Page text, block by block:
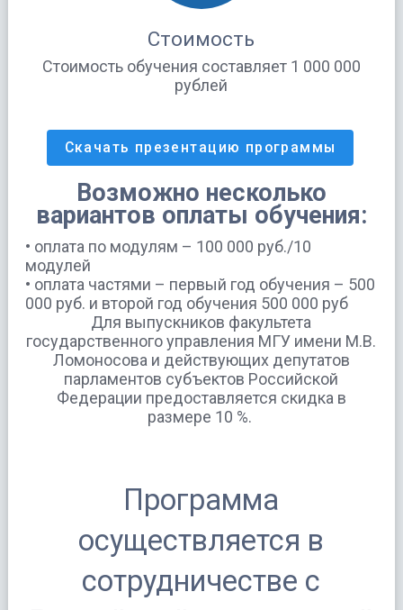
Стоимость
Стоимость обучения составляет 1 000 000
рублей
Скачать презентацию программы
Возможно несколько
вариантов оплаты обучения:
• оплата по модулям – 100 000 руб./10
модулей
• оплата частями – первый год обучения – 500
000 руб. и второй год обучения 500 000 руб
Для выпускников факультета
государственного управления МГУ имени М.В.
Ломоносова и действующих депутатов
парламентов субъектов Российской
Федерации предоставляется скидка в
размере 10 %.
Программа
осуществляется в
сотрудничестве с